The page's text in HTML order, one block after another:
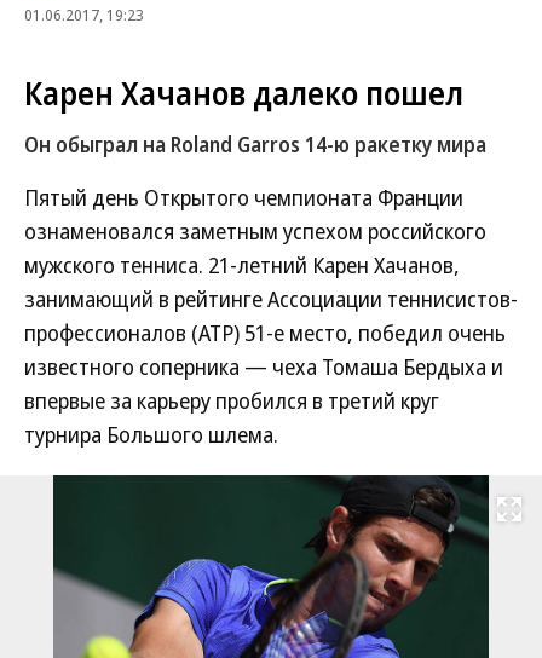
01.06.2017, 19:23
Карен Хачанов далеко пошел
Он обыграл на Roland Garros 14-ю ракетку мира
Пятый день Открытого чемпионата Франции
ознаменовался заметным успехом российского
мужского тенниса. 21-летний Карен Хачанов,
занимающий в рейтинге Ассоциации теннисистов-
профессионалов (ATP) 51-е место, победил очень
известного соперника — чеха Томаша Бердыха и
впервые за карьеру пробился в третий круг
турнира Большого шлема.
Развернуть